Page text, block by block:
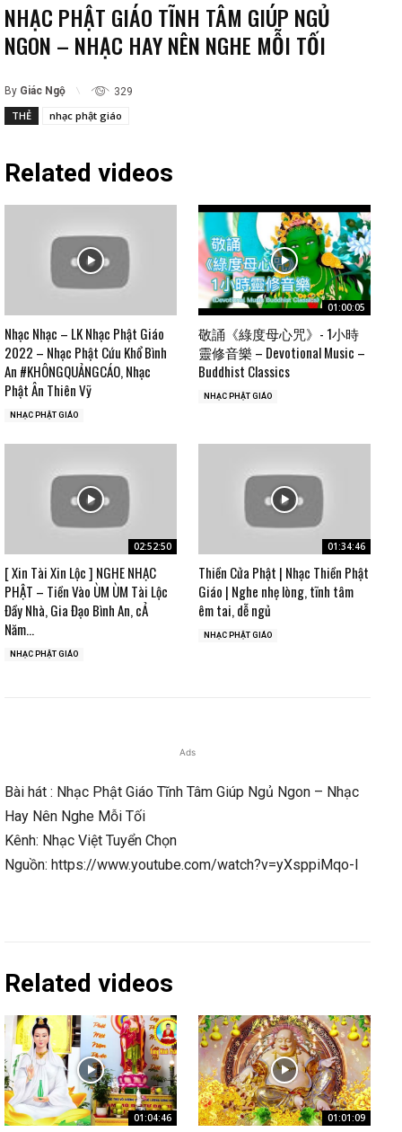
NHẠC PHẬT GIÁO TĨNH TÂM GIÚP NGỦ
NGON – NHẠC HAY NÊN NGHE MỖI TỐI
By Giác Ngộ 329
THẺ nhạc phật giáo
Related videos
Nhạc Nhạc – LK Nhạc Phật Giáo
2022 – Nhạc Phật Cứu Khổ Bình
An #KHÔNGQUẢNGCÁO, Nhạc
Phật Ân Thiên Vỹ
NHẠC PHẬT GIÁO
01:00:05
敬誦《綠度母心咒》- 1小時
靈修音樂 – Devotional Music –
Buddhist Classics
NHẠC PHẬT GIÁO
02:52:50
[ Xin Tài Xin Lộc ] NGHE NHẠC
PHẬT – Tiền Vào ÙM ÙM Tài Lộc
Đầy Nhà, Gia Đạo Bình An, cẢ
Năm...
NHẠC PHẬT GIÁO
01:34:46
Thiền Cửa Phật | Nhạc Thiền Phật
Giáo | Nghe nhẹ lòng, tĩnh tâm
êm tai, dễ ngủ
NHẠC PHẬT GIÁO
Ads
Bài hát : Nhạc Phật Giáo Tĩnh Tâm Giúp Ngủ Ngon – Nhạc
Hay Nên Nghe Mỗi Tối
Kênh: Nhạc Việt Tuyển Chọn
Nguồn: https://www.youtube.com/watch?v=yXsppiMqo-I
Related videos
01:04:46 01:01:09